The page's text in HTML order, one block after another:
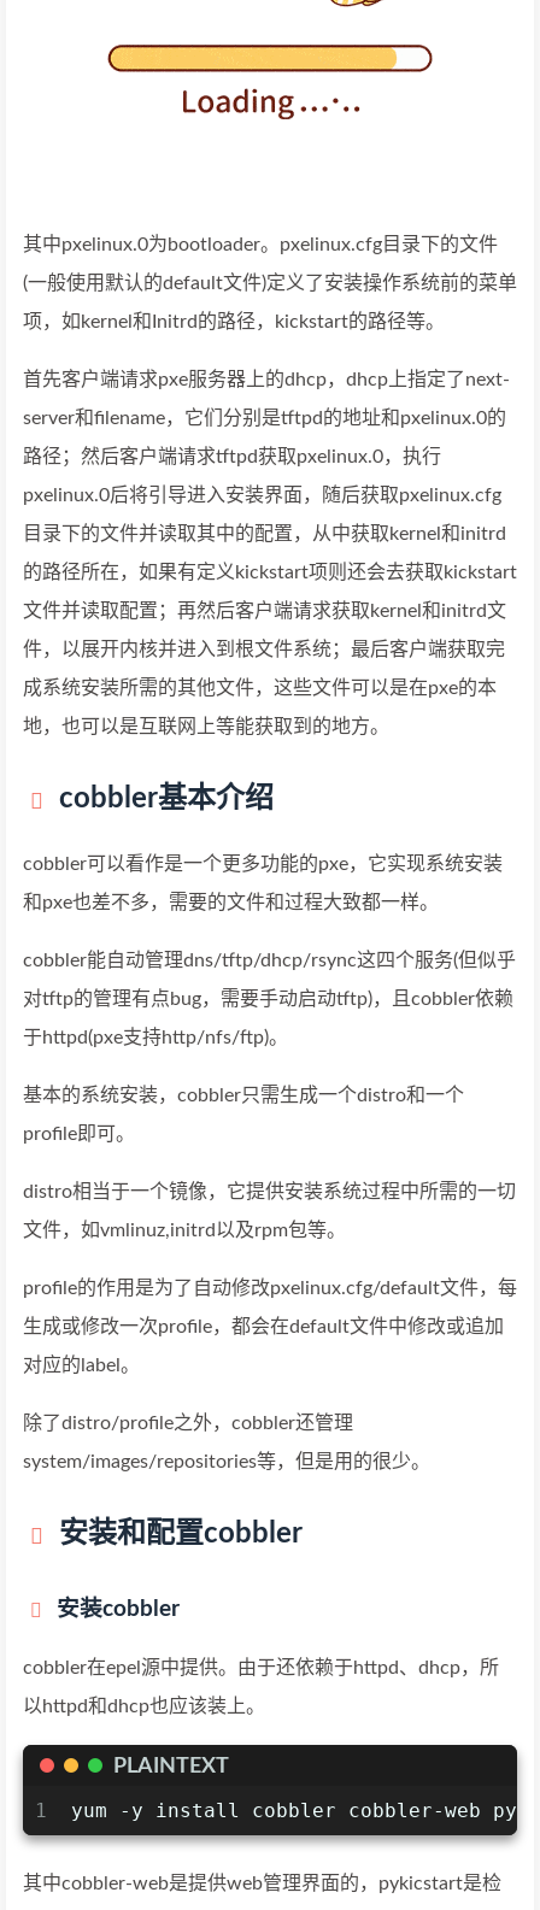
其中pxelinux.0为bootloader。pxelinux.cfg目录下的文件
(一般使用默认的default文件)定义了安装操作系统前的菜单
项，如kernel和Initrd的路径，kickstart的路径等。
首先客户端请求pxe服务器上的dhcp，dhcp上指定了next-
server和filename，它们分别是tftpd的地址和pxelinux.0的
路径；然后客户端请求tftpd获取pxelinux.0，执行
pxelinux.0后将引导进入安装界面，随后获取pxelinux.cfg
目录下的文件并读取其中的配置，从中获取kernel和initrd
的路径所在，如果有定义kickstart项则还会去获取kickstart
文件并读取配置；再然后客户端请求获取kernel和initrd文
件，以展开内核并进入到根文件系统；最后客户端获取完
成系统安装所需的其他文件，这些文件可以是在pxe的本
地，也可以是互联网上等能获取到的地方。
cobbler基本介绍
cobbler可以看作是一个更多功能的pxe，它实现系统安装
和pxe也差不多，需要的文件和过程大致都一样。
cobbler能自动管理dns/tftp/dhcp/rsync这四个服务(但似乎
对tftp的管理有点bug，需要手动启动tftp)，且cobbler依赖
于httpd(pxe支持http/nfs/ftp)。
基本的系统安装，cobbler只需生成一个distro和一个
profile即可。
distro相当于一个镜像，它提供安装系统过程中所需的一切
文件，如vmlinuz,initrd以及rpm包等。
profile的作用是为了自动修改pxelinux.cfg/default文件，每
生成或修改一次profile，都会在default文件中修改或追加
对应的label。
除了distro/profile之外，cobbler还管理
system/images/repositories等，但是用的很少。
安装和配置cobbler
安装cobbler
cobbler在epel源中提供。由于还依赖于httpd、dhcp，所
以httpd和dhcp也应该装上。
PLAINTEXT
1
yum -y install cobbler cobbler-web
其中cobbler-web是提供web管理界面的，pykicstart是检